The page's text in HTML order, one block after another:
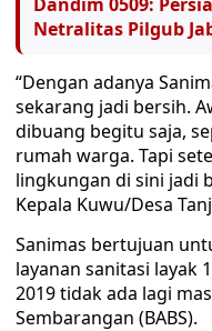
Netralitas Pilgub
“Dengan adanya
sekarang jadi bersih.
dibuang begitu saja,
rumah warga. Tapi
lingkungan di sini jadi
Kepala Kuwu/Desa
Sanimas bertujuan
layanan sanitasi layak
2019 tidak ada lagi
Sembarangan (BABS).